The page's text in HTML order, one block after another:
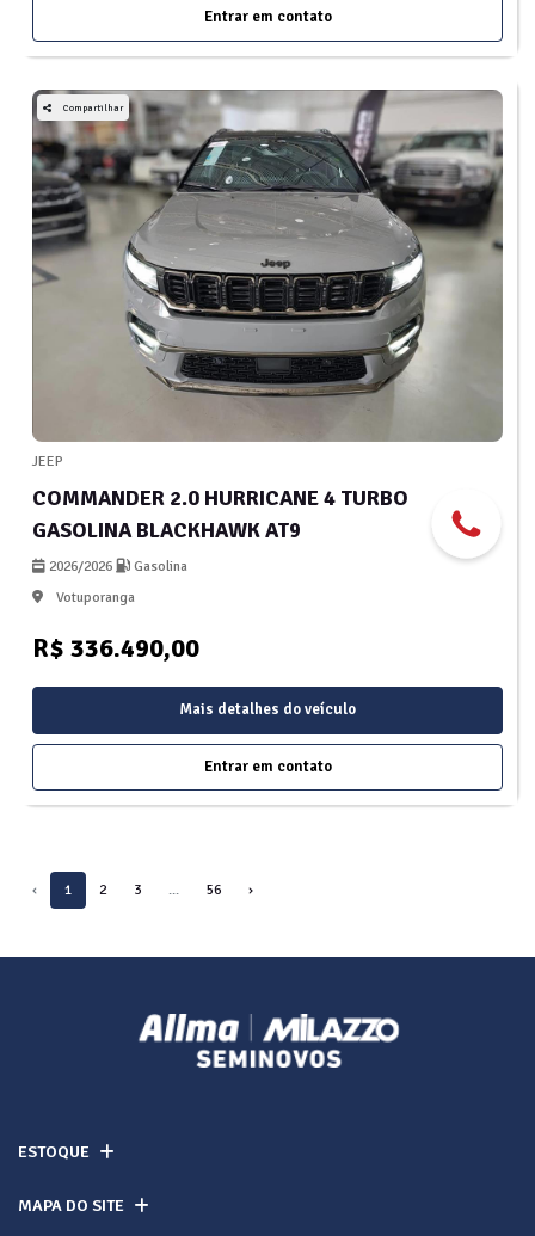
Entrar em contato
Compartilhar
JEEP
COMMANDER 2.0 HURRICANE 4 TURBO
GASOLINA BLACKHAWK AT9
2026/2026
Gasolina
Votuporanga
R$ 336.490,00
Mais detalhes do veículo
Entrar em contato
‹ 1 2 3 ... 56 ›
ESTOQUE
MAPA DO SITE